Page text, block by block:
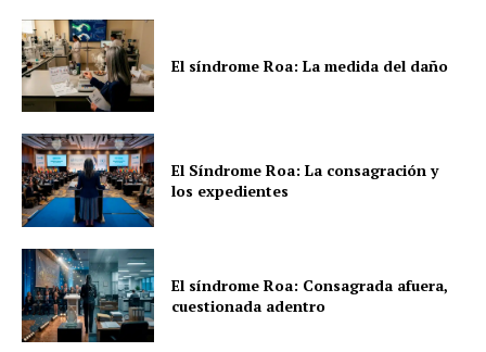
El síndrome Roa: La medida del daño
El Síndrome Roa: La consagración y
los expedientes
El síndrome Roa: Consagrada afuera,
cuestionada adentro